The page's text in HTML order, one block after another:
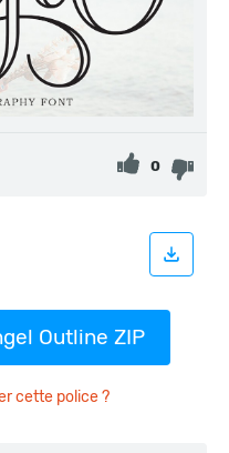
0
Outline ZIP
cette police ?